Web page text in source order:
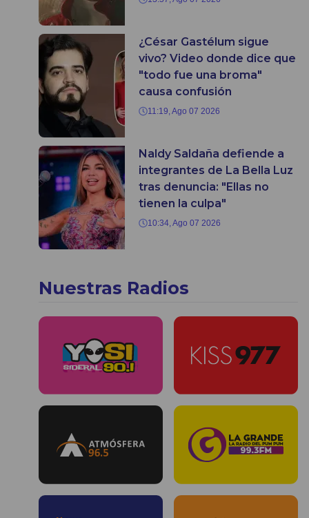
¿César Gastélum sigue
vivo? Video donde dice que
"todo fue una broma"
causa confusión
11:19, Ago 07 2026
Naldy Saldaña defiende a
integrantes de La Bella Luz
tras denuncia: "Ellas no
tienen la culpa"
10:34, Ago 07 2026
Nuestras Radios